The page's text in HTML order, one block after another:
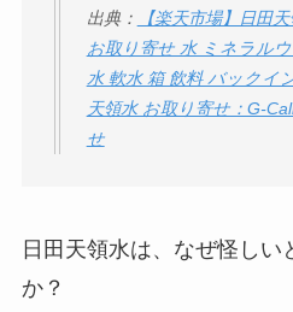
出典：
【楽天市場】日田
お取り寄せ 水 ミネラル
水 軟水 箱 飲料 バックイ
天領水 お取り寄せ：G-
せ
日田天領水は、なぜ怪しい
か？